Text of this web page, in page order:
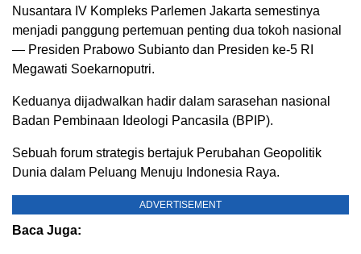
Nusantara IV Kompleks Parlemen Jakarta semestinya
menjadi panggung pertemuan penting dua tokoh nasional
— Presiden Prabowo Subianto dan Presiden ke-5 RI
Megawati Soekarnoputri.
Keduanya dijadwalkan hadir dalam sarasehan nasional
Badan Pembinaan Ideologi Pancasila (BPIP).
Sebuah forum strategis bertajuk Perubahan Geopolitik
Dunia dalam Peluang Menuju Indonesia Raya.
ADVERTISEMENT
Baca Juga: